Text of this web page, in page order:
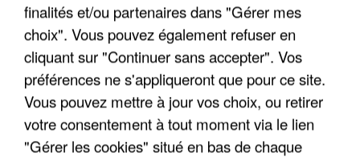
finalités et/ou partenaires dans "Gérer mes
choix". Vous pouvez également refuser en
cliquant sur "Continuer sans accepter". Vos
préférences ne s'appliqueront que pour ce site.
Vous pouvez mettre à jour vos choix, ou retirer
votre consentement à tout moment via le lien
"Gérer les cookies" situé en bas de chaque